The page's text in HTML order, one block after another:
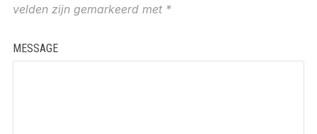
velden zijn gemarkeerd met *
MESSAGE